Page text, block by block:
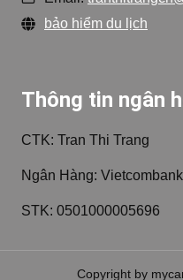
bảo hiểm du lịch
Thông tin ngân
CTK: Tran Thi Trang
Ngân Hàng: Vietcombank
STK: 0501000005696
Copyright by